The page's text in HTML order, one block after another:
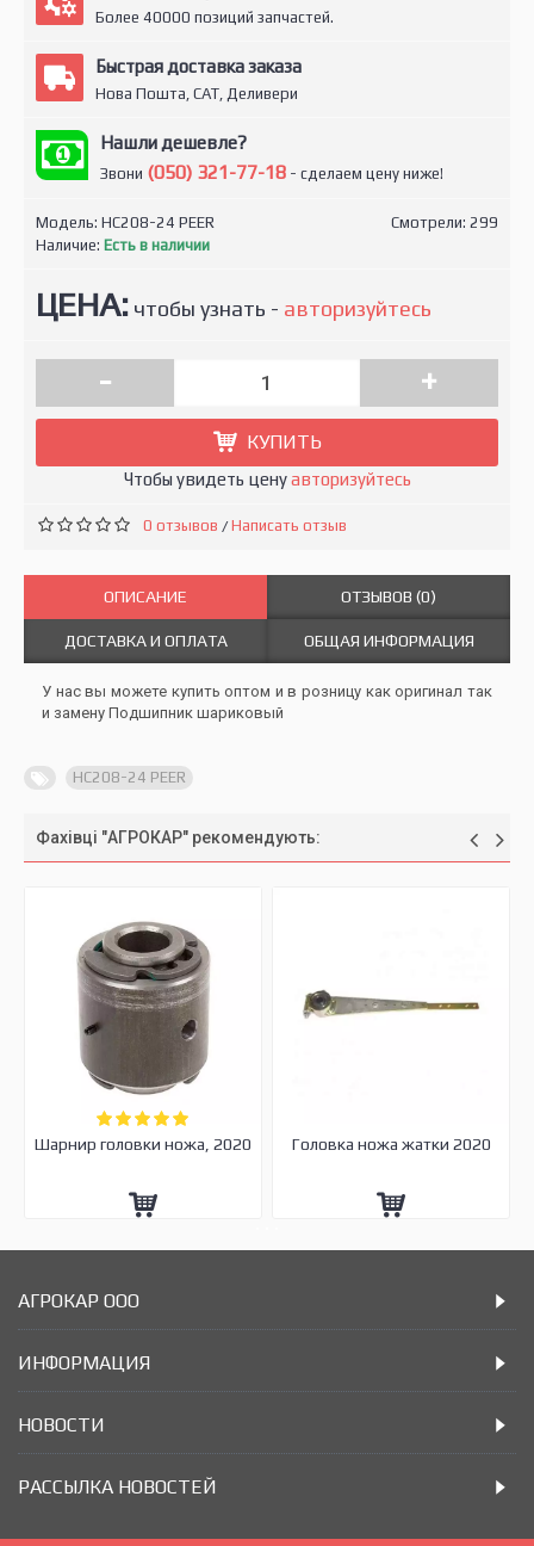
Более 40000 позиций запчастей.
Быстрая доставка заказа
Нова Пошта, САТ, Деливери
Нашли дешевле?
Звони (050) 321-77-18 - сделаем цену ниже!
Смотрели: 299
Модель: HC208-24 PEER
Наличие: Есть в наличии
ЦЕНА: чтобы узнать - авторизуйтесь
- +
КУПИТЬ
Чтобы увидеть ценуавторизуйтесь
0 отзывов /Написать отзыв
ОПИСАНИЕ ОТЗЫВОВ (0)
ДОСТАВКА И ОПЛАТА ОБЩАЯ ИНФОРМАЦИЯ
У нас вы можете купить оптом и в розницу как оригинал так
и замену Подшипник шариковый
HC208-24 PEER
Фахівці "АГРОКАР" рекомендують:
Шарнир головки ножа, 2020 Головка ножа жатки 2020
АГРОКАР ООО
ИНФОРМАЦИЯ
НОВОСТИ
РАССЫЛКА НОВОСТЕЙ